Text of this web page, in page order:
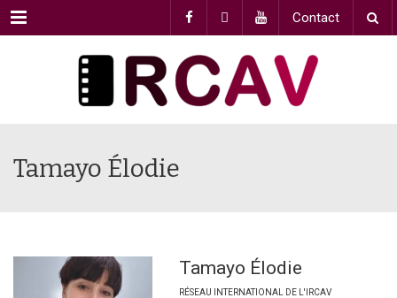
Menu Contact
Tamayo Élodie
Tamayo Élodie
RÉSEAU INTERNATIONAL DE L'IRCAV